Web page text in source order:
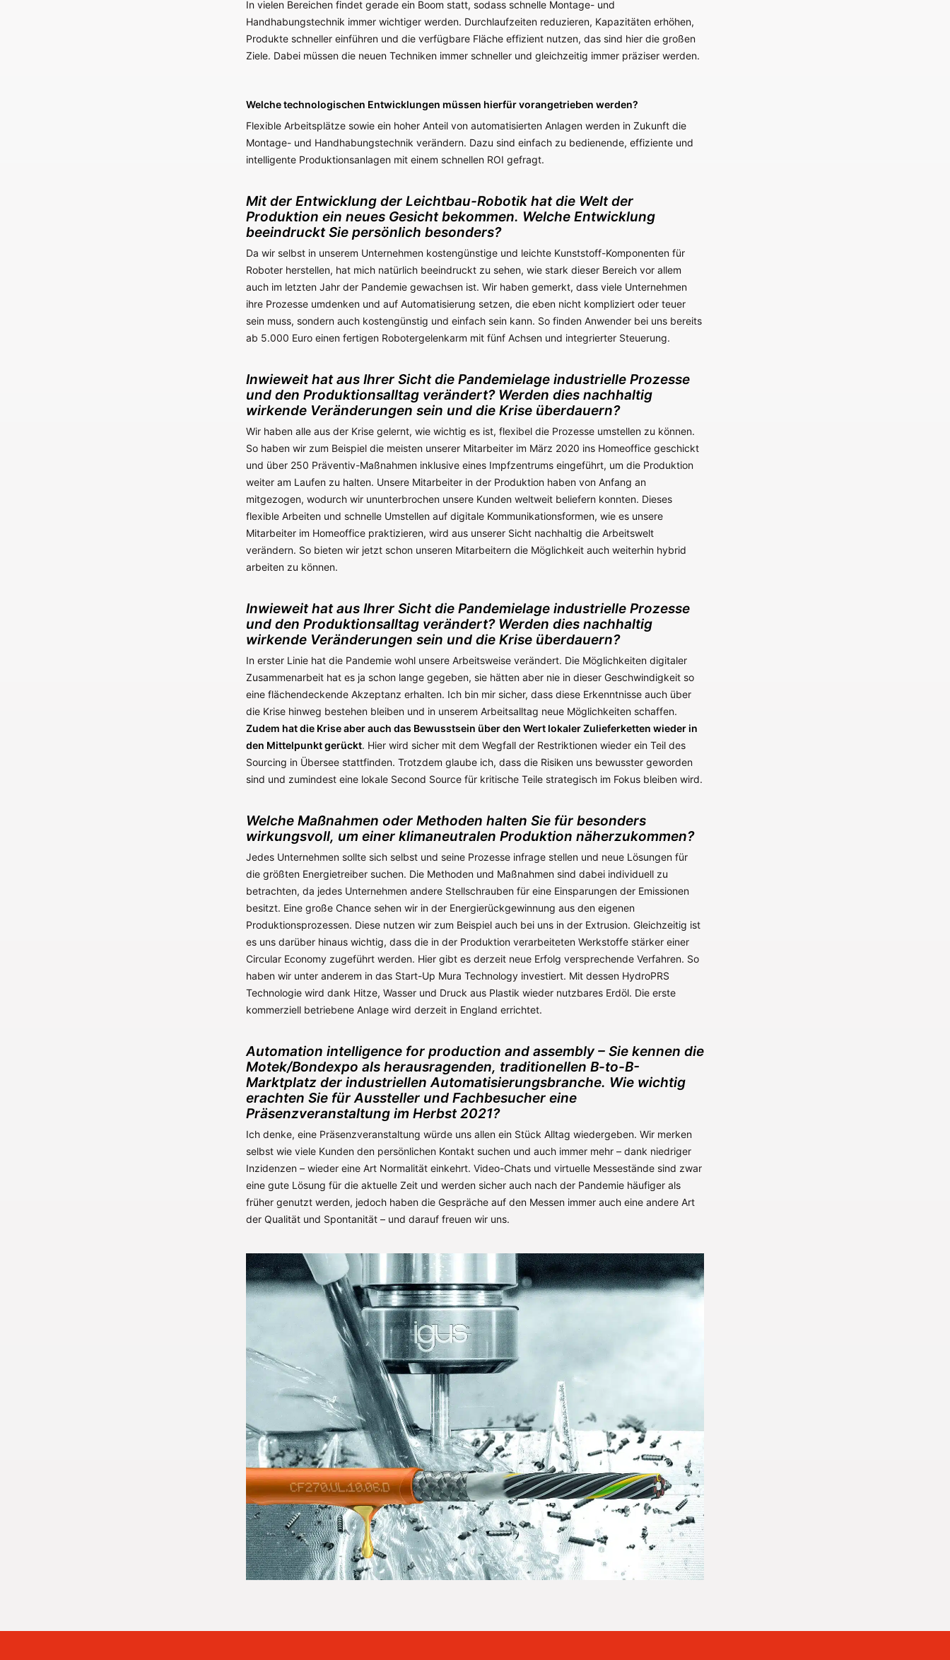
In vielen Bereichen findet gerade ein Boom statt, sodass schnelle Montage- und
Handhabungstechnik immer wichtiger werden. Durchlaufzeiten reduzieren, Kapazitäten erhöhen,
Produkte schneller einführen und die verfügbare Fläche effizient nutzen, das sind hier die großen
Ziele. Dabei müssen die neuen Techniken immer schneller und gleichzeitig immer präziser werden.
Welche technologischen Entwicklungen müssen hierfür vorangetrieben werden?
Flexible Arbeitsplätze sowie ein hoher Anteil von automatisierten Anlagen werden in Zukunft die
Montage- und Handhabungstechnik verändern. Dazu sind einfach zu bedienende, effiziente und
intelligente Produktionsanlagen mit einem schnellen ROI gefragt.
Mit der Entwicklung der Leichtbau-Robotik hat die Welt der
Produktion ein neues Gesicht bekommen. Welche Entwicklung
beeindruckt Sie persönlich besonders?
Da wir selbst in unserem Unternehmen kostengünstige und leichte Kunststoff-Komponenten für
Roboter herstellen, hat mich natürlich beeindruckt zu sehen, wie stark dieser Bereich vor allem
auch im letzten Jahr der Pandemie gewachsen ist. Wir haben gemerkt, dass viele Unternehmen
ihre Prozesse umdenken und auf Automatisierung setzen, die eben nicht kompliziert oder teuer
sein muss, sondern auch kostengünstig und einfach sein kann. So finden Anwender bei uns bereits
ab 5.000 Euro einen fertigen Robotergelenkarm mit fünf Achsen und integrierter Steuerung.
Inwieweit hat aus Ihrer Sicht die Pandemielage industrielle Prozesse
und den Produktionsalltag verändert? Werden dies nachhaltig
wirkende Veränderungen sein und die Krise überdauern?
Wir haben alle aus der Krise gelernt, wie wichtig es ist, flexibel die Prozesse umstellen zu können.
So haben wir zum Beispiel die meisten unserer Mitarbeiter im März 2020 ins Homeoffice geschickt
und über 250 Präventiv-Maßnahmen inklusive eines Impfzentrums eingeführt, um die Produktion
weiter am Laufen zu halten. Unsere Mitarbeiter in der Produktion haben von Anfang an
mitgezogen, wodurch wir ununterbrochen unsere Kunden weltweit beliefern konnten. Dieses
flexible Arbeiten und schnelle Umstellen auf digitale Kommunikationsformen, wie es unsere
Mitarbeiter im Homeoffice praktizieren, wird aus unserer Sicht nachhaltig die Arbeitswelt
verändern. So bieten wir jetzt schon unseren Mitarbeitern die Möglichkeit auch weiterhin hybrid
arbeiten zu können.
Inwieweit hat aus Ihrer Sicht die Pandemielage industrielle Prozesse
und den Produktionsalltag verändert? Werden dies nachhaltig
wirkende Veränderungen sein und die Krise überdauern?
In erster Linie hat die Pandemie wohl unsere Arbeitsweise verändert. Die Möglichkeiten digitaler
Zusammenarbeit hat es ja schon lange gegeben, sie hätten aber nie in dieser Geschwindigkeit so
eine flächendeckende Akzeptanz erhalten. Ich bin mir sicher, dass diese Erkenntnisse auch über
die Krise hinweg bestehen bleiben und in unserem Arbeitsalltag neue Möglichkeiten schaffen.
Zudem hat die Krise aber auch das Bewusstsein über den Wert lokaler Zulieferketten wieder in
den Mittelpunkt gerückt. Hier wird sicher mit dem Wegfall der Restriktionen wieder ein Teil des
Sourcing in Übersee stattfinden. Trotzdem glaube ich, dass die Risiken uns bewusster geworden
sind und zumindest eine lokale Second Source für kritische Teile strategisch im Fokus bleiben wird.
Welche Maßnahmen oder Methoden halten Sie für besonders
wirkungsvoll, um einer klimaneutralen Produktion näherzukommen?
Jedes Unternehmen sollte sich selbst und seine Prozesse infrage stellen und neue Lösungen für
die größten Energietreiber suchen. Die Methoden und Maßnahmen sind dabei individuell zu
betrachten, da jedes Unternehmen andere Stellschrauben für eine Einsparungen der Emissionen
besitzt. Eine große Chance sehen wir in der Energierückgewinnung aus den eigenen
Produktionsprozessen. Diese nutzen wir zum Beispiel auch bei uns in der Extrusion. Gleichzeitig ist
es uns darüber hinaus wichtig, dass die in der Produktion verarbeiteten Werkstoffe stärker einer
Circular Economy zugeführt werden. Hier gibt es derzeit neue Erfolg versprechende Verfahren. So
haben wir unter anderem in das Start-Up Mura Technology investiert. Mit dessen HydroPRS
Technologie wird dank Hitze, Wasser und Druck aus Plastik wieder nutzbares Erdöl. Die erste
kommerziell betriebene Anlage wird derzeit in England errichtet.
Automation intelligence for production and assembly – Sie kennen die
Motek/Bondexpo als herausragenden, traditionellen B-to-B-
Marktplatz der industriellen Automatisierungsbranche. Wie wichtig
erachten Sie für Aussteller und Fachbesucher eine
Präsenzveranstaltung im Herbst 2021?
Ich denke, eine Präsenzveranstaltung würde uns allen ein Stück Alltag wiedergeben. Wir merken
selbst wie viele Kunden den persönlichen Kontakt suchen und auch immer mehr – dank niedriger
Inzidenzen – wieder eine Art Normalität einkehrt. Video-Chats und virtuelle Messestände sind zwar
eine gute Lösung für die aktuelle Zeit und werden sicher auch nach der Pandemie häufiger als
früher genutzt werden, jedoch haben die Gespräche auf den Messen immer auch eine andere Art
der Qualität und Spontanität – und darauf freuen wir uns.